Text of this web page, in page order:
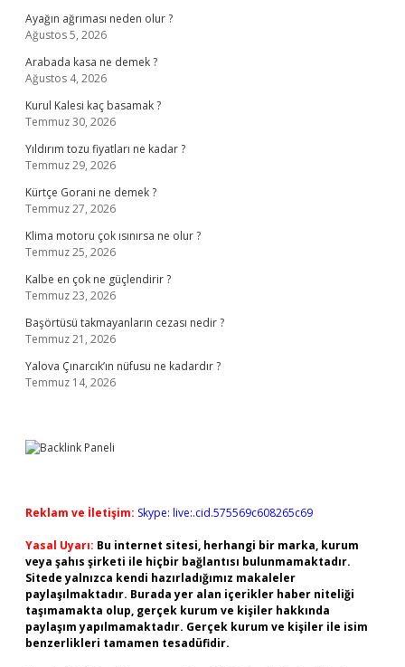
Ayağın ağrıması neden olur ?
Ağustos 5, 2026
Arabada kasa ne demek ?
Ağustos 4, 2026
Kurul Kalesi kaç basamak ?
Temmuz 30, 2026
Yıldırım tozu fiyatları ne kadar ?
Temmuz 29, 2026
Kürtçe Gorani ne demek ?
Temmuz 27, 2026
Klima motoru çok ısınırsa ne olur ?
Temmuz 25, 2026
Kalbe en çok ne güçlendirir ?
Temmuz 23, 2026
Başörtüsü takmayanların cezası nedir ?
Temmuz 21, 2026
Yalova Çınarcık’ın nüfusu ne kadardır ?
Temmuz 14, 2026
Reklam ve İletişim: Skype: live:.cid.575569c608265c69
Yasal Uyarı: Bu internet sitesi, herhangi bir marka, kurum
veya şahıs şirketi ile hiçbir bağlantısı bulunmamaktadır.
Sitede yalnızca kendi hazırladığımız makaleler
paylaşılmaktadır. Burada yer alan içerikler haber niteliği
taşımamakta olup, gerçek kurum ve kişiler hakkında
paylaşım yapılmamaktadır. Gerçek kurum ve kişiler ile isim
benzerlikleri tamamen tesadüfidir.